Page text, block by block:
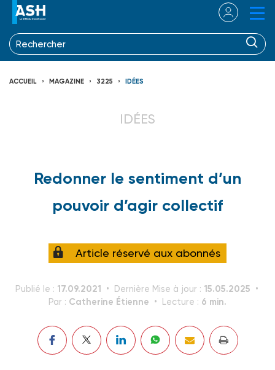
ACCUEIL MAGAZINE 3225 IDÉES
IDÉES
Redonner le sentiment d’un
pouvoir d’agir collectif
Article réservé aux abonnés
Publié le : 17.09.2021 Dernière Mise à jour : 15.05.2025
Par : Catherine Étienne Lecture : 6 min.